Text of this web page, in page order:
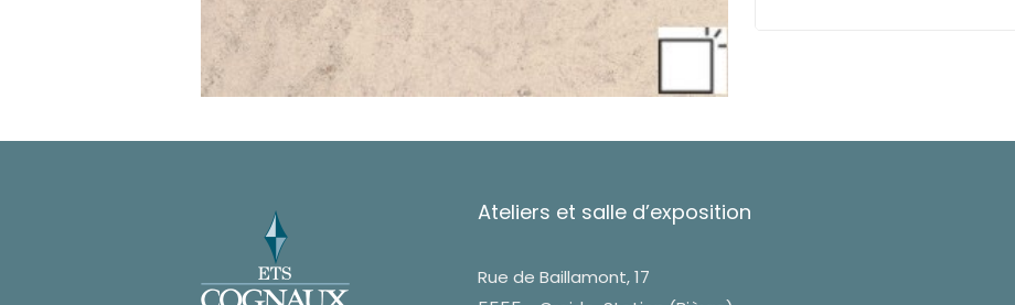
Ateliers et salle d’exposition
Rue de Baillamont, 17